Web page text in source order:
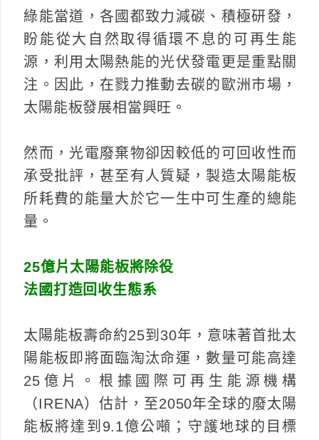
綠能當道，各國都致力減碳、積極研發，
盼能從大自然取得循環不息的可再生能
源，利用太陽熱能的光伏發電更是重點關
注。因此，在戮力推動去碳的歐洲市場，
太陽能板發展相當興旺。
然而，光電廢棄物卻因較低的可回收性而
承受批評，甚至有人質疑，製造太陽能板
所耗費的能量大於它一生中可生產的總能
量。
25億片太陽能板將除役
法國打造回收生態系
太陽能板壽命約25到30年，意味著首批太
陽能板即將面臨淘汰命運，數量可能高達
25億片。根據國際可再生能源機構
（IRENA）估計，至2050年全球的廢太陽
能板將達到9.1億公噸；守護地球的目標